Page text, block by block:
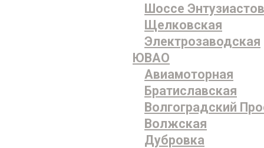
Шоссе Энтузиастов
Щелковская
Электрозаводская
ЮВАО
Авиамоторная
Братиславская
Волгоградский
Волжская
Дубровка